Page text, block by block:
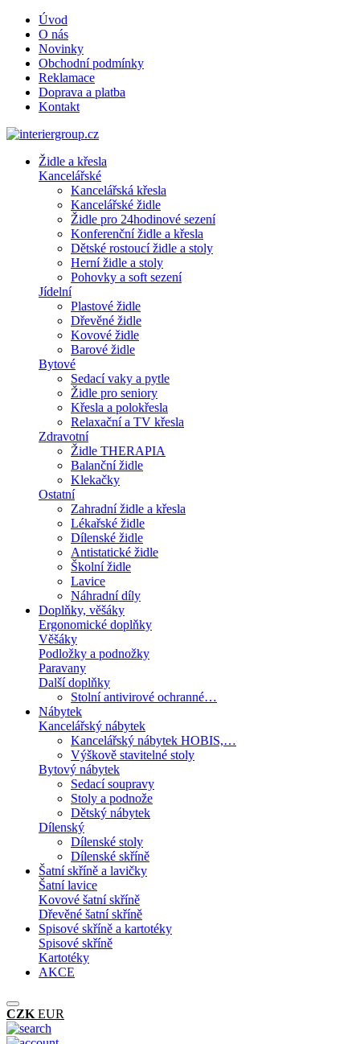
Úvod
O nás
Novinky
Obchodní podmínky
Reklamace
Doprava a platba
Kontakt
Židle a křesla
Kancelářské
Kancelářská křesla
Kancelářské židle
Židle pro 24hodinové sezení
Konferenční židle a křesla
Dětské rostoucí židle a stoly
Herní židle a stoly
Pohovky a soft sezení
Jídelní
Plastové židle
Dřevěné židle
Kovové židle
Barové židle
Bytové
Sedací vaky a pytle
Židle pro seniory
Křesla a polokřesla
Relaxační a TV křesla
Zdravotní
Židle THERAPIA
Balanční židle
Klekačky
Ostatní
Zahradní židle a křesla
Lékařské židle
Dílenské židle
Antistatické židle
Školní židle
Lavice
Náhradní díly
Doplňky, věšáky
Ergonomické doplňky
Věšáky
Podložky a podnožky
Paravany
Další doplňky
Stolní antivirové ochranné…
Nábytek
Kancelářský nábytek
Kancelářský nábytek HOBIS,…
Výškově stavitelné stoly
Bytový nábytek
Sedací soupravy
Stoly a podnože
Dětský nábytek
Dílenský
Dílenské stoly
Dílenské skříně
Šatní skříně a lavičky
Šatní lavice
Kovové šatní skříně
Dřevěné šatní skříně
Spisové skříně a kartotéky
Spisové skříně
Kartotéky
AKCE
CZK EUR